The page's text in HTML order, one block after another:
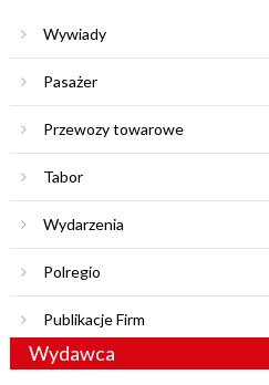
Wywiady
Pasażer
Przewozy towarowe
Tabor
Wydarzenia
Polregio
Publikacje Firm
Wydawca